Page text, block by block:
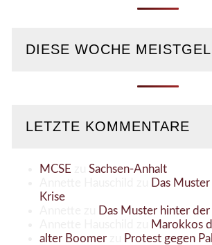
DIESE WOCHE
LETZTE KOMMENTARE
MCSE
Sachsen-Anhalt
Das
Krise
Das Muster hinter
Marokkos
alter Boomerzu Protest gegen